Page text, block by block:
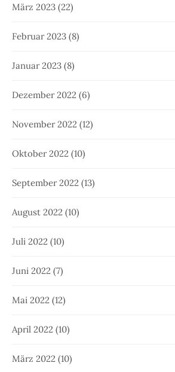
März 2023 (22)
Februar 2023 (8)
Januar 2023 (8)
Dezember 2022 (6)
November 2022 (12)
Oktober 2022 (10)
September 2022 (13)
August 2022 (10)
Juli 2022 (10)
Juni 2022 (7)
Mai 2022 (12)
April 2022 (10)
März 2022 (10)